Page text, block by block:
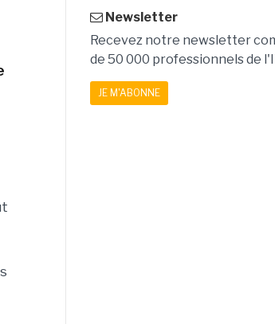
Newsletter
Recevez notre newsletter
de 50 000 professionnels de
JE M'ABONNE